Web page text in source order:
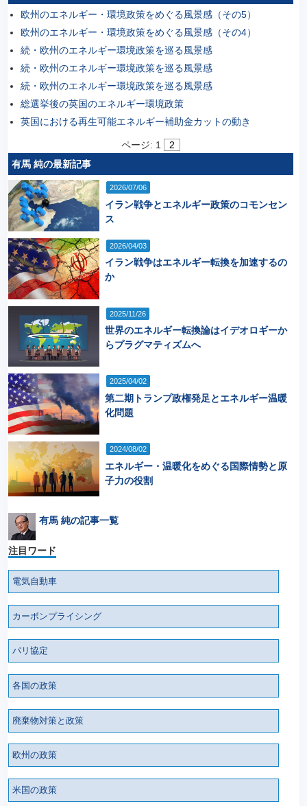
欧州のエネルギー・環境政策をめぐる風景感（その5）
欧州のエネルギー・環境政策をめぐる風景感（その4）
続・欧州のエネルギー環境政策を巡る風景感
続・欧州のエネルギー環境政策を巡る風景感
続・欧州のエネルギー環境政策を巡る風景感
総選挙後の英国のエネルギー環境政策
英国における再生可能エネルギー補助金カットの動き
ページ: 1
2
有馬 純の最新記事
2026/07/06
イラン戦争とエネルギー政策のコモンセン
ス
2026/04/03
イラン戦争はエネルギー転換を加速するの
か
2025/11/26
世界のエネルギー転換論はイデオロギーか
らプラグマティズムへ
2025/04/02
第二期トランプ政権発足とエネルギー温暖
化問題
2024/08/02
エネルギー・温暖化をめぐる国際情勢と原
子力の役割
有馬 純の記事一覧
注目ワード
電気自動車
カーボンプライシング
パリ協定
各国の政策
廃棄物対策と政策
欧州の政策
米国の政策